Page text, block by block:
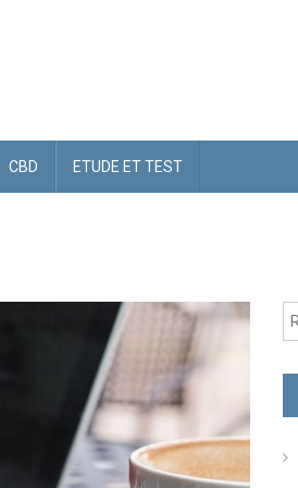
CBD ETUDE ET TEST